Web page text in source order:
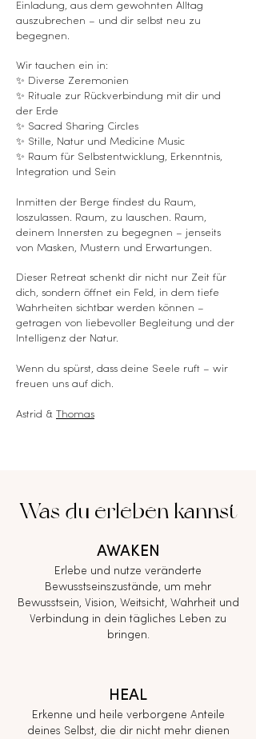
Einladung, aus dem gewohnten Alltag
auszubrechen – und dir selbst neu zu
begegnen.
Wir tauchen ein in:
✨ Diverse Zeremonien
✨ Rituale zur Rückverbindung mit dir und
der Erde
✨ Sacred Sharing Circles
✨ Stille, Natur und Medicine Music
✨ Raum für Selbstentwicklung, Erkenntnis,
Integration und Sein
Inmitten der Berge findest du Raum,
loszulassen. Raum, zu lauschen. Raum,
deinem Innersten zu begegnen – jenseits
von Masken, Mustern und Erwartungen.
Dieser Retreat schenkt dir nicht nur Zeit für
dich, sondern öffnet ein Feld, in dem tiefe
Wahrheiten sichtbar werden können –
getragen von liebevoller Begleitung und der
Intelligenz der Natur.
Wenn du spürst, dass deine Seele ruft – wir
freuen uns auf dich.
Astrid & Thomas
Was du erleben kannst
AWAKEN
Erlebe und nutze veränderte
Bewusstseinszustände, um mehr
Bewusstsein, Vision, Weitsicht, Wahrheit und
Verbindung in dein tägliches Leben zu
bringen.
HEAL
Erkenne und heile verborgene Anteile
deines Selbst, die dir nicht mehr dienen